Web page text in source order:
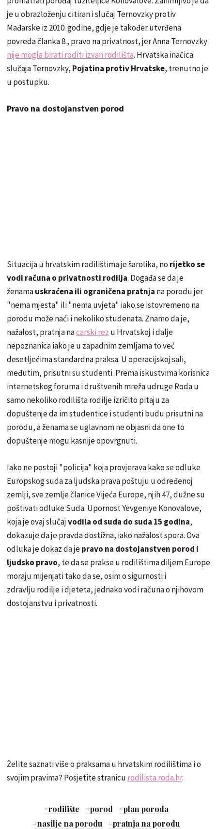
je u obrazloženju citiran i slučaj Ternovzky protiv
Mađarske iz 2010. godine, gdje je također utvrđena
povreda članka 8., pravo na privatnost, jer Anna Ternovzky
nije mogla birati roditi izvan rodilišta. Hrvatska inačica
slučaja Ternovzky, Pojatina protiv Hrvatske, trenutno je
u postupku.
Pravo na dostojanstven porod
Situacija u hrvatskim rodilištima je šarolika, no rijetko se
vodi računa o privatnosti rodilja. Događa se da je
ženamauskraćena ili ograničena pratnja na porodu jer
"nema mjesta" ili "nema uvjeta" iako se istovremeno na
porodu može naći i nekoliko studenata. Znamo da je,
nažalost, pratnja nacarski rez u Hrvatskoj i dalje
nepoznanica iako je u zapadnim zemljama to već
desetljećima standardna praksa. U operacijskoj sali,
međutim, prisutni su studenti. Prema iskustvima korisnica
internetskog foruma i društvenih mreža udruge Roda u
samo nekoliko rodilišta rodilje izričito pitaju za
dopuštenje da im studentice i studenti budu prisutni na
porodu, a ženama se uglavnom ne objasni da one to
dopuštenje mogu kasnije opovrgnuti.
Iako ne postoji "policija" koja provjerava kako se odluke
Europskog suda za ljudska prava poštuju u određenoj
zemlji, sve zemlje članice Vijeća Europe, njih 47, dužne su
poštivati odluke Suda. Upornost Yevgeniye Konovalove,
koja je ovaj slučajvodila od suda do suda 15 godina,
dokazuje da je pravda dostižna, iako nažalost spora. Ova
odluka je dokaz da jepravo na dostojanstven porod i
ljudsko pravo, te da se prakse u rodilištima diljem Europe
moraju mijenjati tako da se, osim o sigurnosti i
zdravlju rodilje i djeteta, jednako vodi računa o njihovom
dostojanstvu i privatnosti.
Želite saznati više o praksama u hrvatskim rodilištima i o
svojim pravima? Posjetite stranicu rodilista.roda.hr.
#rodilište #porod #plan poroda
#nasilje na porodu #pratnja na porodu